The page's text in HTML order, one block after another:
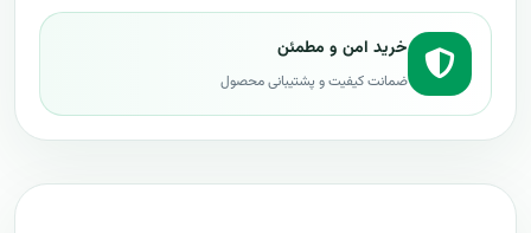
خرید امن و مطمئن
ضمانت کیفیت و پشتیبانی محصول